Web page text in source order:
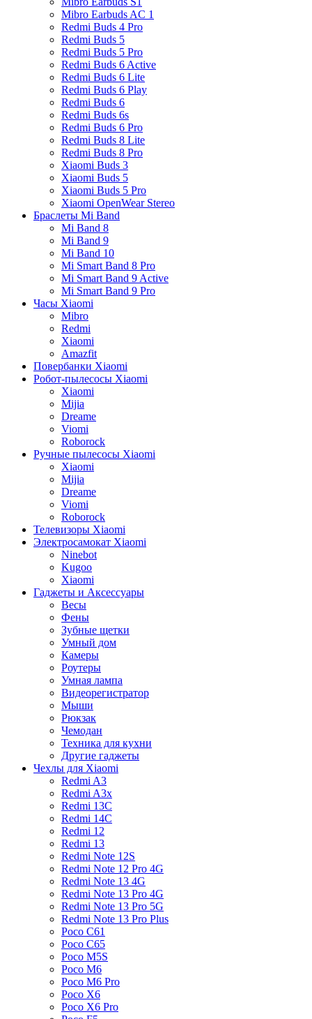
Mibro Earbuds AC 1
Redmi Buds 4 Pro
Redmi Buds 5
Redmi Buds 5 Pro
Redmi Buds 6 Active
Redmi Buds 6 Lite
Redmi Buds 6 Play
Redmi Buds 6
Redmi Buds 6s
Redmi Buds 6 Pro
Redmi Buds 8 Lite
Redmi Buds 8 Pro
Xiaomi Buds 3
Xiaomi Buds 5
Xiaomi Buds 5 Pro
Xiaomi OpenWear Stereo
Браслеты Mi Band
Mi Band 8
Mi Band 9
Mi Band 10
Mi Smart Band 8 Pro
Mi Smart Band 9 Active
Mi Smart Band 9 Pro
Часы Xiaomi
Mibro
Redmi
Xiaomi
Amazfit
Повербанки Xiaomi
Робот-пылесосы Xiaomi
Xiaomi
Mijia
Dreame
Viomi
Roborock
Ручные пылесосы Xiaomi
Xiaomi
Mijia
Dreame
Viomi
Roborock
Телевизоры Xiaomi
Электросамокат Xiaomi
Ninebot
Kugoo
Xiaomi
Гаджеты и Аксессуары
Весы
Фены
Зубные щетки
Умный дом
Камеры
Роутеры
Умная лампа
Видеорегистратор
Мыши
Рюкзак
Чемодан
Техника для кухни
Другие гаджеты
Чехлы для Xiaomi
Redmi A3
Redmi A3x
Redmi 13C
Redmi 14C
Redmi 12
Redmi 13
Redmi Note 12S
Redmi Note 12 Pro 4G
Redmi Note 13 4G
Redmi Note 13 Pro 4G
Redmi Note 13 Pro 5G
Redmi Note 13 Pro Plus
Poco C61
Poco C65
Poco M5S
Poco M6
Poco M6 Pro
Poco X6
Poco X6 Pro